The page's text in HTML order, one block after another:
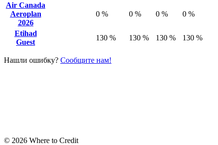
Air Canada
Aeroplan
2026
0 % 0 % 0 % 0 %
Etihad
Guest
130 % 130 % 130 % 130 %
Нашли ошибку? Сообщите нам!
© 2026 Where to Credit